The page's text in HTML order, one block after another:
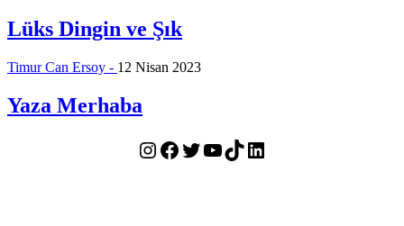
Lüks Dingin ve Şık
Timur Can Ersoy - 12 Nisan 2023
Yaza Merhaba
Instagram
Facebook
Twitter
YouTube
TikTokLinkedIn